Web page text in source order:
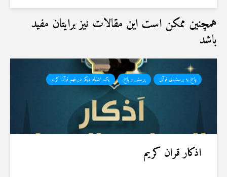
همچنین ممکن است این مقالات نیز برایتان مفید
باشد
پاسخ به پرسشهای قرآنی پرسش و پاسخ یک اشتباه دیگر در فهم قرآن کریم
اذکار قران کریم